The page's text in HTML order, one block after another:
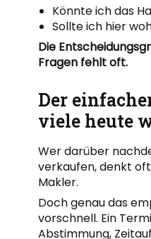
Könnte ich das
Sollte ich hier
Die
Fragen fehlt oft.
Der
viele heute
Wer darüber
verkaufen, denkt
Makler.
Doch genau das
vorschnell. Ein
Abstimmung,